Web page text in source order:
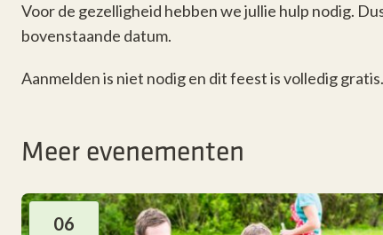
Voor de gezelligheid hebben we jullie hulp nodig.
bovenstaande datum.
Aanmelden is niet nodig en dit feest is volledig gratis.
Meer evenementen
06